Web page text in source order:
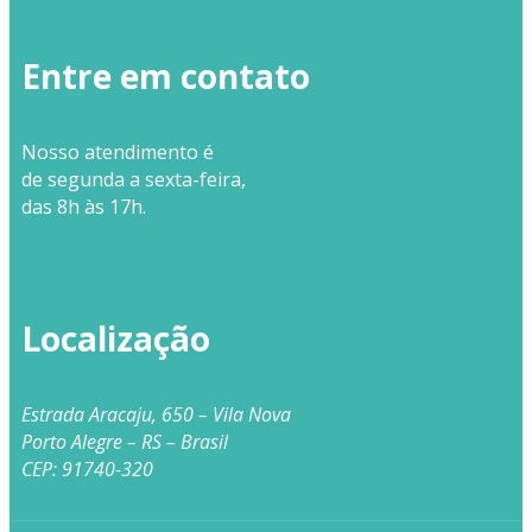
Entre em contato
Nosso atendimento é
de segunda a sexta-feira,
das 8h às 17h.
Localização
Estrada Aracaju, 650 – Vila Nova
Porto Alegre – RS – Brasil
CEP: 91740-320